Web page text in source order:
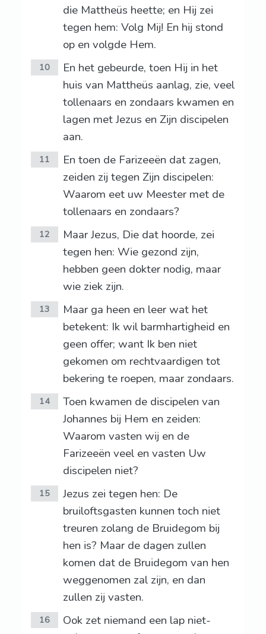
die Mattheüs heette; en Hij zei
tegen hem: Volg Mij! En hij stond
op en volgde Hem.
10
En het gebeurde, toen Hij in het
huis van Mattheüs aanlag, zie, veel
tollenaars en zondaars kwamen en
lagen met Jezus en Zijn discipelen
aan.
11
En toen de Farizeeën dat zagen,
zeiden zij tegen Zijn discipelen:
Waarom eet uw Meester met de
tollenaars en zondaars?
12
Maar Jezus, Die dat hoorde, zei
tegen hen: Wie gezond zijn,
hebben geen dokter nodig, maar
wie ziek zijn.
13
Maar ga heen en leer wat het
betekent: Ik wil barmhartigheid en
geen offer; want Ik ben niet
gekomen om rechtvaardigen tot
bekering te roepen, maar zondaars.
14
Toen kwamen de discipelen van
Johannes bij Hem en zeiden:
Waarom vasten wij en de
Farizeeën veel en vasten Uw
discipelen niet?
15
Jezus zei tegen hen: De
bruiloftsgasten kunnen toch niet
treuren zolang de Bruidegom bij
hen is? Maar de dagen zullen
komen dat de Bruidegom van hen
weggenomen zal zijn, en dan
zullen zij vasten.
16
Ook zet niemand een lap niet-